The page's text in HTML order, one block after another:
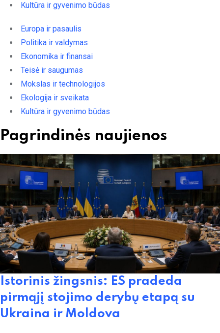
Kultūra ir gyvenimo būdas
Europa ir pasaulis
Politika ir valdymas
Ekonomika ir finansai
Teisė ir saugumas
Mokslas ir technologijos
Ekologija ir sveikata
Kultūra ir gyvenimo būdas
Pagrindinės naujienos
Istorinis žingsnis: ES pradeda
pirmąjį stojimo derybų etapą su
Ukraina ir Moldova